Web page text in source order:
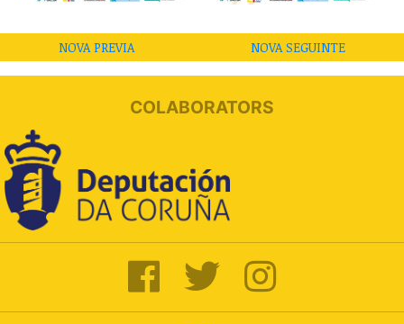
NOVA PREVIA NOVA SEGUINTE
COLABORATORS